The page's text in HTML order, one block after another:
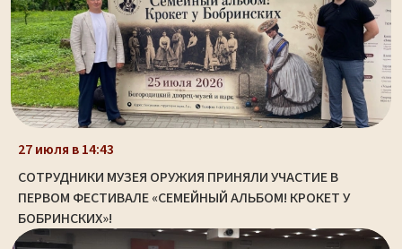
27 июля в 14:43
СОТРУДНИКИ МУЗЕЯ ОРУЖИЯ ПРИНЯЛИ УЧАСТИЕ В
ПЕРВОМ ФЕСТИВАЛЕ «СЕМЕЙНЫЙ АЛЬБОМ! КРОКЕТ У
БОБРИНСКИХ»!